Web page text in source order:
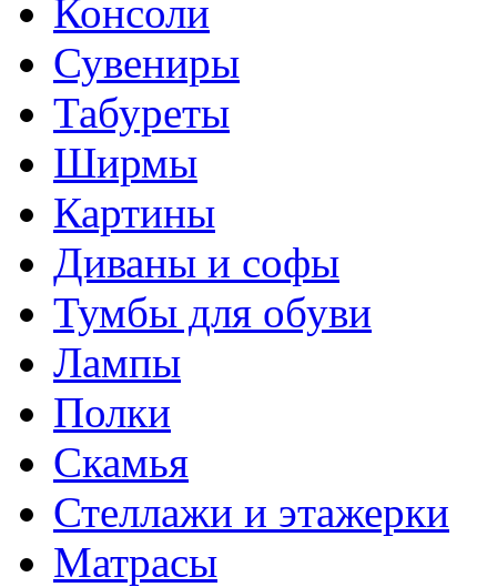
Консоли
Сувениры
Табуреты
Ширмы
Картины
Диваны и софы
Тумбы для обуви
Лампы
Полки
Скамья
Стеллажи и этажерки
Матрасы